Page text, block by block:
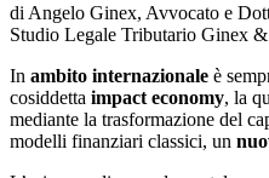
di Angelo Ginex, Avvocato e
Studio Legale Tributario Ginex &
In ambito internazionale è
cosiddetta impact economy, la
mediante la trasformazione del
modelli finanziari classici, un